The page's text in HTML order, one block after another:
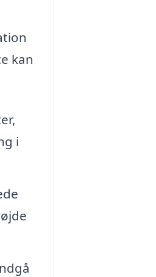
kan
i